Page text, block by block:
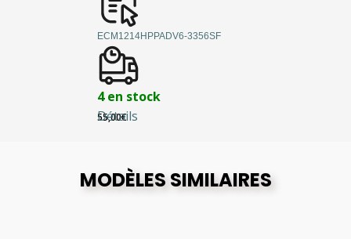
Détails
ECM1214HPPADV6-3356SF
4 en stock
55,00€
MODÈLES SIMILAIRES